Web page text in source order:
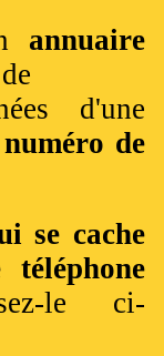
annuaire
d'une
numéro de
se cache
le ci-